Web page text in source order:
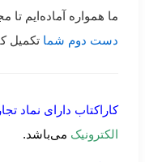
ما همواره آماده‌ایم تا
دست دوم شما تکمیل
کاراکتاب دارای نماد
الکترونیک می‌باشد.